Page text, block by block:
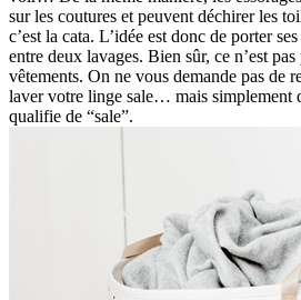
sur les coutures et peuvent déchirer les
c’est la cata. L’idée est donc de porter
entre deux lavages. Bien sûr, ce n’est
vêtements. On ne vous demande pas de
laver votre linge sale… mais simplement
qualifie de “sale”.